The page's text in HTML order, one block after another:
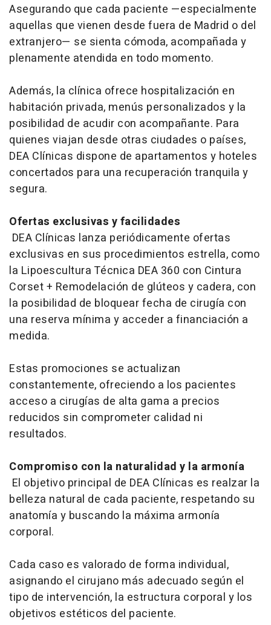
Asegurando que cada paciente —especialmente
aquellas que vienen desde fuera de Madrid o del
extranjero— se sienta cómoda, acompañada y
plenamente atendida en todo momento.
Además, la clínica ofrece hospitalización en
habitación privada, menús personalizados y la
posibilidad de acudir con acompañante. Para
quienes viajan desde otras ciudades o países,
DEA Clínicas dispone de apartamentos y hoteles
concertados para una recuperación tranquila y
segura.
Ofertas exclusivas y facilidades
DEA Clínicas lanza periódicamente ofertas
exclusivas en sus procedimientos estrella, como
la Lipoescultura Técnica DEA 360 con Cintura
Corset + Remodelación de glúteos y cadera, con
la posibilidad de bloquear fecha de cirugía con
una reserva mínima y acceder a financiación a
medida.
Estas promociones se actualizan
constantemente, ofreciendo a los pacientes
acceso a cirugías de alta gama a precios
reducidos sin comprometer calidad ni
resultados.
Compromiso con la naturalidad y la armonía
El objetivo principal de DEA Clínicas es realzar la
belleza natural de cada paciente, respetando su
anatomía y buscando la máxima armonía
corporal.
Cada caso es valorado de forma individual,
asignando el cirujano más adecuado según el
tipo de intervención, la estructura corporal y los
objetivos estéticos del paciente.